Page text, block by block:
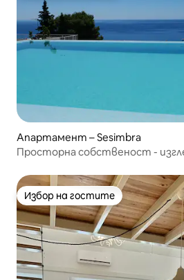
Апартамент – Sesimbra
Просторна собственост -
Избор на гостите
Избор на гостите